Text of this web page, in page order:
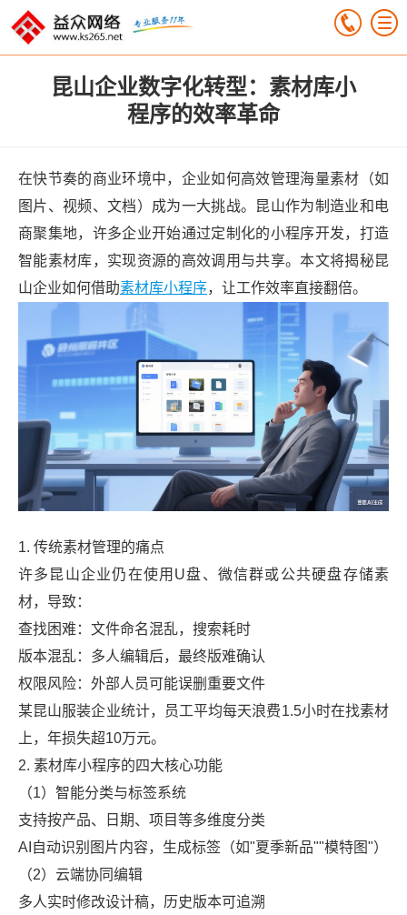
昆山企业数字化转型：素材库小
程序的效率革命
在快节奏的商业环境中，企业如何高效管理海量素材（如
图片、视频、文档）成为一大挑战。昆山作为制造业和电
商聚集地，许多企业开始通过定制化的小程序开发，打造
智能素材库，实现资源的高效调用与共享。本文将揭秘昆
山企业如何借助素材库小程序，让工作效率直接翻倍。
1. 传统素材管理的痛点
许多昆山企业仍在使用U盘、微信群或公共硬盘存储素
材，导致：
查找困难：文件命名混乱，搜索耗时
版本混乱：多人编辑后，最终版难确认
权限风险：外部人员可能误删重要文件
某昆山服装企业统计，员工平均每天浪费1.5小时在找素材
上，年损失超10万元。
2. 素材库小程序的四大核心功能
（1）智能分类与标签系统
支持按产品、日期、项目等多维度分类
AI自动识别图片内容，生成标签（如"夏季新品""模特图"）
（2）云端协同编辑
多人实时修改设计稿，历史版本可追溯